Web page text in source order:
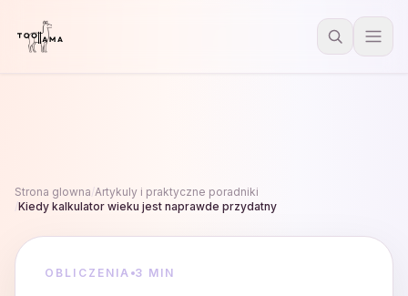
Strona glowna Artykuly i praktyczne poradniki
Kiedy kalkulator wieku jest naprawde przydatny
OBLICZENIA 3 MIN